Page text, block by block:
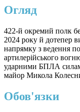
Огляд
422-й окремий полк
2024 року й дотепер
напрямку з ведення
артилерійського
ударними БПЛА
майор Микола
Обов'язки